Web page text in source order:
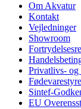
Om Akvatur
Kontakt
Vejledninger
Showroom
Privatlivs-
Sintef-
EU